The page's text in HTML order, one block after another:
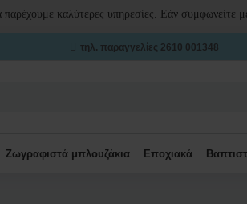
καλύτερες υπηρεσίες. Εάν συμφωνείτε
τηλ. παραγγελίες 2610 001348
Ζωγραφιστά μπλουζάκια Εποχιακά